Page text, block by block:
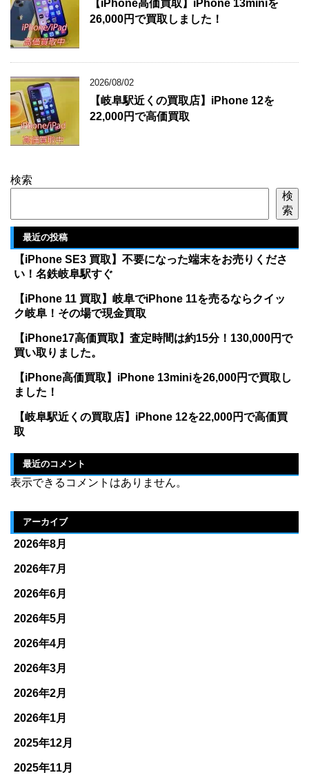
【iPhone高価買取】iPhone 13miniを
26,000円で買取しました！
2026/08/02
【岐阜駅近くの買取店】iPhone 12を
22,000円で高価買取
検索
検
索
最近の投稿
【iPhone SE3 買取】不要になった端末をお売りくださ
い！名鉄岐阜駅すぐ
【iPhone 11 買取】岐阜でiPhone 11を売るならクイッ
ク岐阜！その場で現金買取
【iPhone17高価買取】査定時間は約15分！130,000円で
買い取りました。
【iPhone高価買取】iPhone 13miniを26,000円で買取し
ました！
【岐阜駅近くの買取店】iPhone 12を22,000円で高価買
取
最近のコメント
表示できるコメントはありません。
アーカイブ
2026年8月
2026年7月
2026年6月
2026年5月
2026年4月
2026年3月
2026年2月
2026年1月
2025年12月
2025年11月